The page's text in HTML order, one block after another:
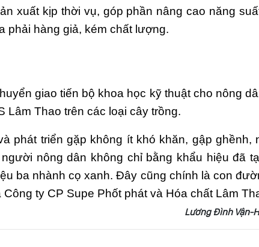
xuất kịp thời vụ, góp phần nâng cao năng
phải hàng giả, kém chất lượng.
giao tiến bộ khoa học kỹ thuật cho nông
Thao trên các loại cây trồng.
phát triển gặp không ít khó khăn, gập ghềnh,
nông dân không chỉ bằng khẩu hiệu đã
ba nhành cọ xanh. Đây cũng chính là con
ty CP Supe Phốt phát và Hóa chất Lâm
Lương Đình Vận-